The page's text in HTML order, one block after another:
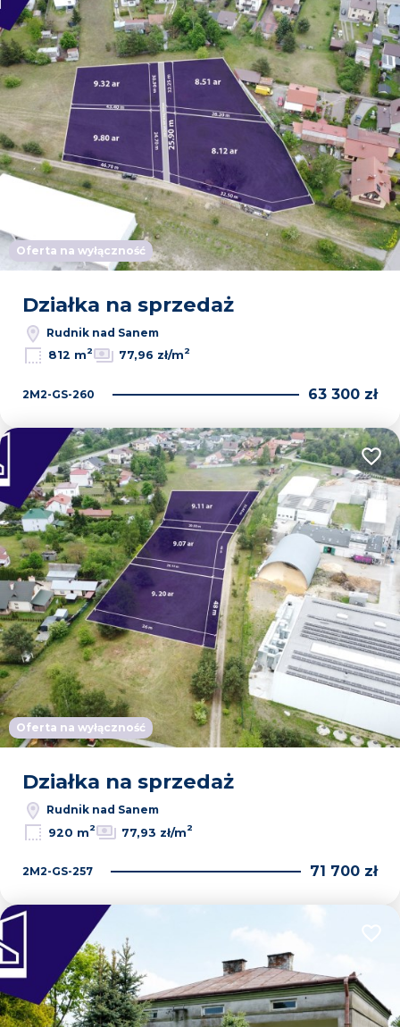
Oferta na wyłączność
Działka na sprzedaż
Rudnik nad Sanem
812 m2 77,96 zł/m2
2M2-GS-260 63 300 zł
Oferta na wyłączność
Działka na sprzedaż
Rudnik nad Sanem
920 m2 77,93 zł/m2
2M2-GS-257 71 700 zł